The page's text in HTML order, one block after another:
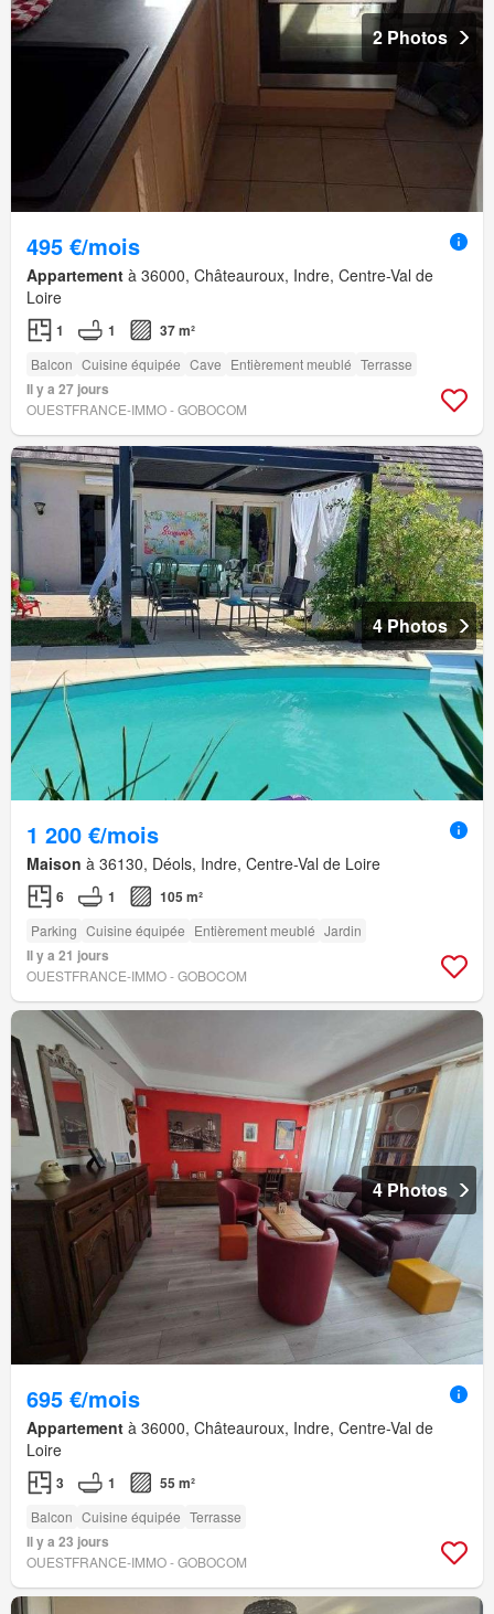
2 Photos
495 €/mois
Appartement à 36000, Châteauroux, Indre, Centre-Val de
Loire
1 1 37 m²
Balcon Cuisine équipée Cave Entièrement meublé Terrasse
Il y a 27 jours
OUESTFRANCE-IMMO - GOBOCOM
4 Photos
1 200 €/mois
Maison à 36130, Déols, Indre, Centre-Val de Loire
6 1 105 m²
Parking Cuisine équipée Entièrement meublé Jardin
Il y a 21 jours
OUESTFRANCE-IMMO - GOBOCOM
4 Photos
695 €/mois
Appartement à 36000, Châteauroux, Indre, Centre-Val de
Loire
3 1 55 m²
Balcon Cuisine équipée Terrasse
Il y a 23 jours
OUESTFRANCE-IMMO - GOBOCOM